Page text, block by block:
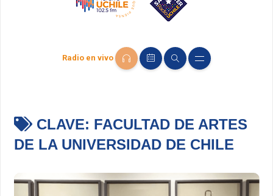
Radio en vivo
CLAVE: FACULTAD DE ARTES
DE LA UNIVERSIDAD DE CHILE